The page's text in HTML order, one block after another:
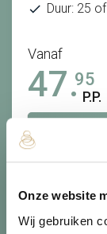
Onze website
Wij gebruiken
Duur: 25
Vanaf
47.95
P.P.